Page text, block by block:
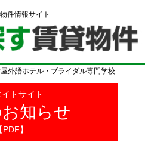
件情報サイト
外語ホテル・ブライダル専門学校
トサイト
知らせ
PDF】